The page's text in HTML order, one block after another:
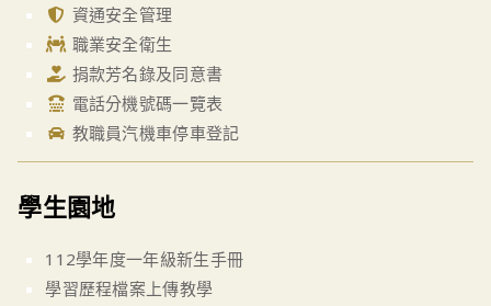
資通安全管理
職業安全衛生
捐款芳名錄及同意書
電話分機號碼一覽表
教職員汽機車停車登記
學生園地
112學年度一年級新生手冊
學習歷程檔案上傳教學